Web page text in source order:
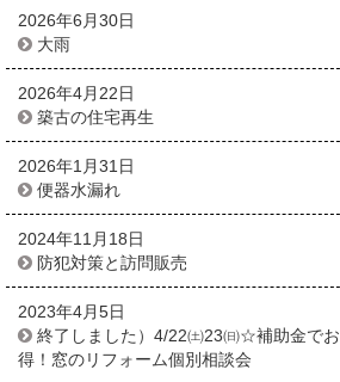
2026年6月30日
大雨
2026年4月22日
築古の住宅再生
2026年1月31日
便器水漏れ
2024年11月18日
防犯対策と訪問販売
2023年4月5日
終了しました）4/22㈯23㈰☆補助金でお
得！窓のリフォーム個別相談会